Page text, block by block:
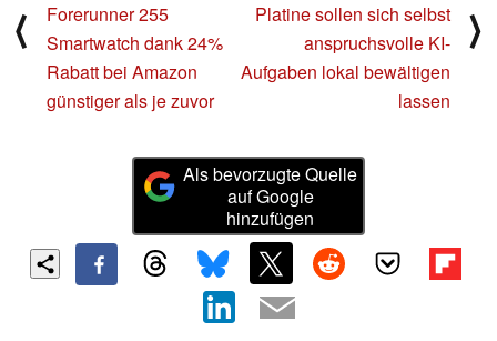
⟨
Forerunner 255
Smartwatch dank 24%
Rabatt bei Amazon
günstiger als je zuvor
Platine sollen sich selbst
anspruchsvolle KI-
Aufgaben lokal bewältigen
lassen
⟩
Als bevorzugte Quelle
auf Google
hinzufügen